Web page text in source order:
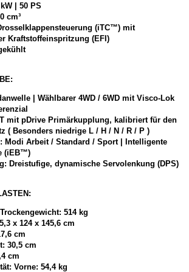
| 50 PS
cm³
(iTC™) mit
Kraftstoffeinspritzung (EFI)
| Wählbarer 4WD / 6WD mit Visco-Lok
mit pDrive Primärkupplung, kalibriert für den
( Besonders niedrige L / H / N / R / P )
Modi Arbeit / Standard / Sport | Intelligente
(iEB™️)
Dreistufige, dynamische Servolenkung (DPS)
514 kg
x 124 x 145,6 cm
cm
30,5 cm
cm
Vorne: 54,4 kg